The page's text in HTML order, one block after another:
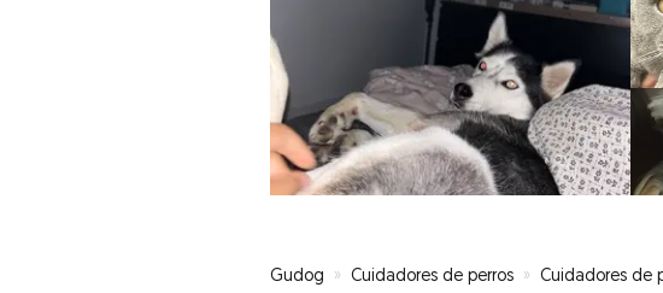
Gudog » Cuidadores de perros » Cuidadores de